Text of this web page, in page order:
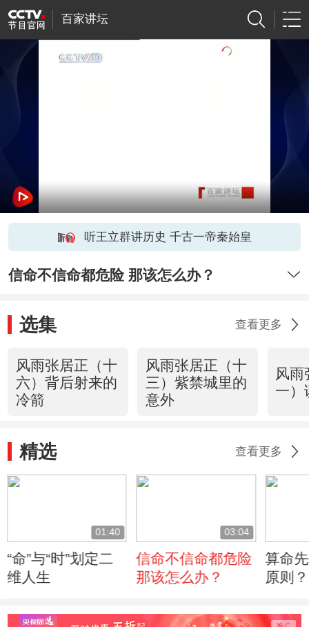
百家讲坛
听王立群讲历史 千古一帝秦始皇
信命不信命都危险 那该怎么办？
选集 查看更多
风雨张居正（十
六）背后射来的
冷箭
风雨张居正（十
三）紫禁城里的
意外
风雨
一）
精选 查看更多
01:40
“命”与“时”划定二
维人生
03:04
信命不信命都危险
那该怎么办？
算命
原则？